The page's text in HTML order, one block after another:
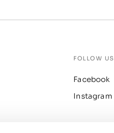
FOLLOW US
Facebook
Instagram